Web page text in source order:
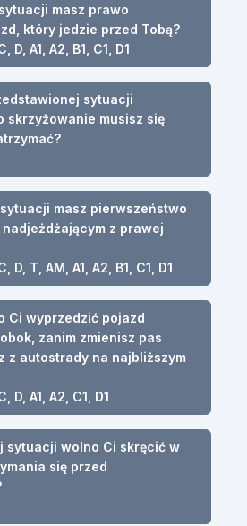
masz prawo
który jedzie przed Tobą?
D, A1, A2, B1, C1, D1
sytuacji
skrzyżowanie musisz się
masz pierwszeństwo
z prawej
D, T, AM, A1, A2, B1, C1, D1
Ci wyprzedzić pojazd
zanim zmienisz pas
z autostrady na najbliższym
D, A1, A2, C1, D1
sytuacji wolno Ci skręcić w
się przed